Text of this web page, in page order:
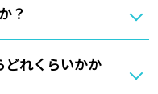
？
どれくらいかか